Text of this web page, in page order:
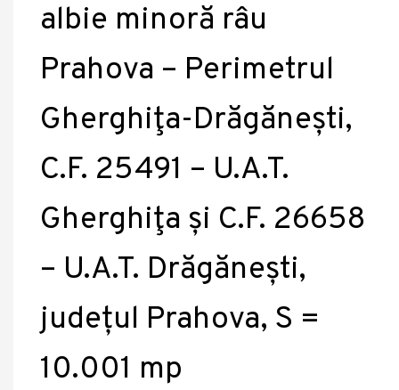
albie minoră râu
Prahova – Perimetrul
Gherghiţa-Drăgănești,
C.F. 25491 – U.A.T.
Gherghiţa și C.F. 26658
– U.A.T. Drăgănești,
județul Prahova, S =
10.001 mp